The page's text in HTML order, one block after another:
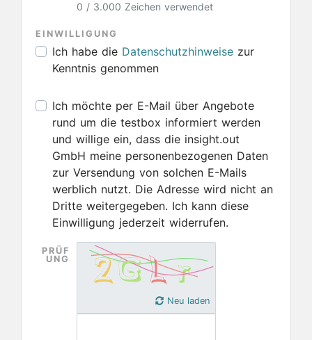
0 / 3.000 Zeichen verwendet
EINWILLIGUNG
Ich habe die Datenschutzhinweise zur
Kenntnis genommen
Ich möchte per E-Mail über Angebote
rund um die testbox informiert werden
und willige ein, dass die insight.out
GmbH meine personenbezogenen Daten
zur Versendung von solchen E-Mails
werblich nutzt. Die Adresse wird nicht an
Dritte weitergegeben. Ich kann diese
Einwilligung jederzeit widerrufen.
PRÜF
UNG
Neu laden